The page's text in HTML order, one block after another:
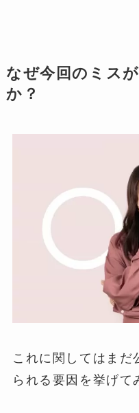
なぜ今回のミス
か？
これに関してはまだ
られる要因を挙げて